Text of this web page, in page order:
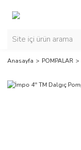
Anasayfa POMPALAR